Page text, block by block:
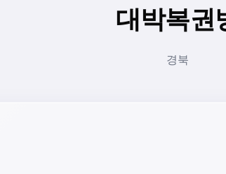
대박복권
경북